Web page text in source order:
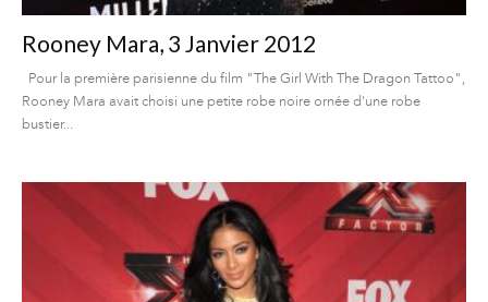
Rooney Mara, 3 Janvier 2012
Pour la première parisienne du film "The Girl With The Dragon Tattoo",
Rooney Mara avait choisi une petite robe noire ornée d'une robe
bustier...